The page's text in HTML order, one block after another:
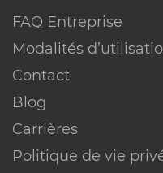
FAQ Entreprise
Modalités
Contact
Blog
Carrières
Politique de vie
Programmation